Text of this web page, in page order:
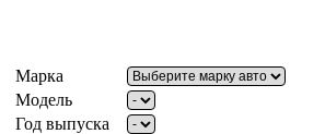
Марка
Модель
Год выпуска